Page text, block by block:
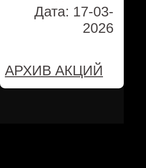
Дата: 17-03-
2026
АРХИВ АКЦИЙ